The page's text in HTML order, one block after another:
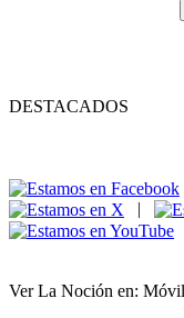
DESTACADOS
|
Ver La Noción en: